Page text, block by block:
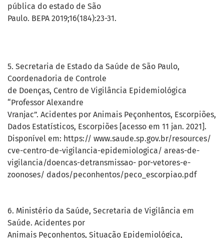
pública do estado de São
Paulo. BEPA 2019;16(184):23-31.
5. Secretaria de Estado da Saúde de São Paulo,
Coordenadoria de Controle
de Doenças, Centro de Vigilância Epidemiológica
“Professor Alexandre
Vranjac”. Acidentes por Animais Peçonhentos, Escorpiões,
Dados Estatísticos, Escorpiões [acesso em 11 jan. 2021].
Disponível em: https:// www.saude.sp.gov.br/resources/
cve-centro-de-vigilancia-epidemiologica/ areas-de-
vigilancia/doencas-detransmissao- por-vetores-e-
zoonoses/ dados/peconhentos/peco_escorpiao.pdf
6. Ministério da Saúde, Secretaria de Vigilância em
Saúde. Acidentes por
Animais Peçonhentos, Situação Epidemiológica,